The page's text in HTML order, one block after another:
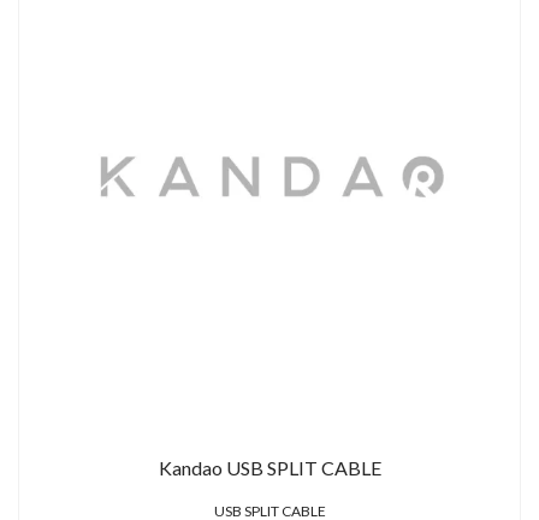
Kandao USB SPLIT CABLE
USB SPLIT CABLE